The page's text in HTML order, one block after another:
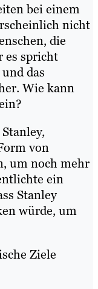
bei einem
nicht
die
es spricht
das
Wie kann
von
um noch mehr
ein
Stanley
würde, um
Ziele